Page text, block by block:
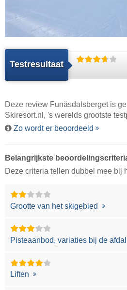
Testresultaat
Deze review Funäsdalsberget is
Skiresort.nl , 's werelds grootste
Zo wordt er beoordeeld
Belangrijkste
Deze criteria tellen dubbel mee bij
Grootte van het skigebied
Pisteaanbod, variaties bij de
Liften